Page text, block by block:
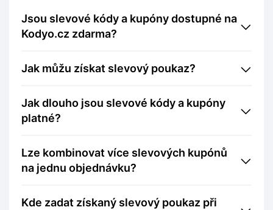
Jsou slevové kódy a kupóny dostupné na
Kodyo.cz zdarma?
Jak můžu získat slevový poukaz?
Jak dlouho jsou slevové kódy a kupóny
platné?
Lze kombinovat více slevových kupónů
na jednu objednávku?
Kde zadat získaný slevový poukaz při